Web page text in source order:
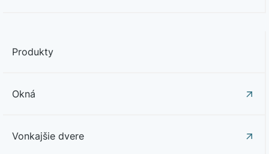
Produkty
Okná
Vonkajšie dvere